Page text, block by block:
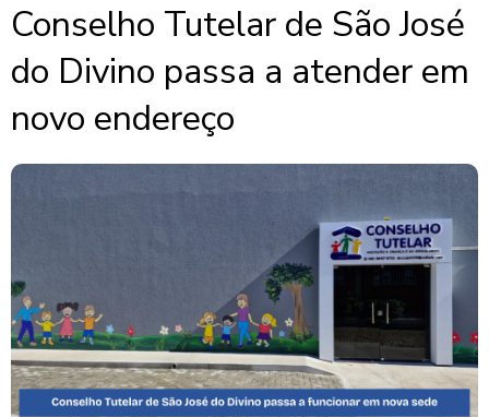
Conselho Tutelar de São José
do Divino passa a atender em
novo endereço